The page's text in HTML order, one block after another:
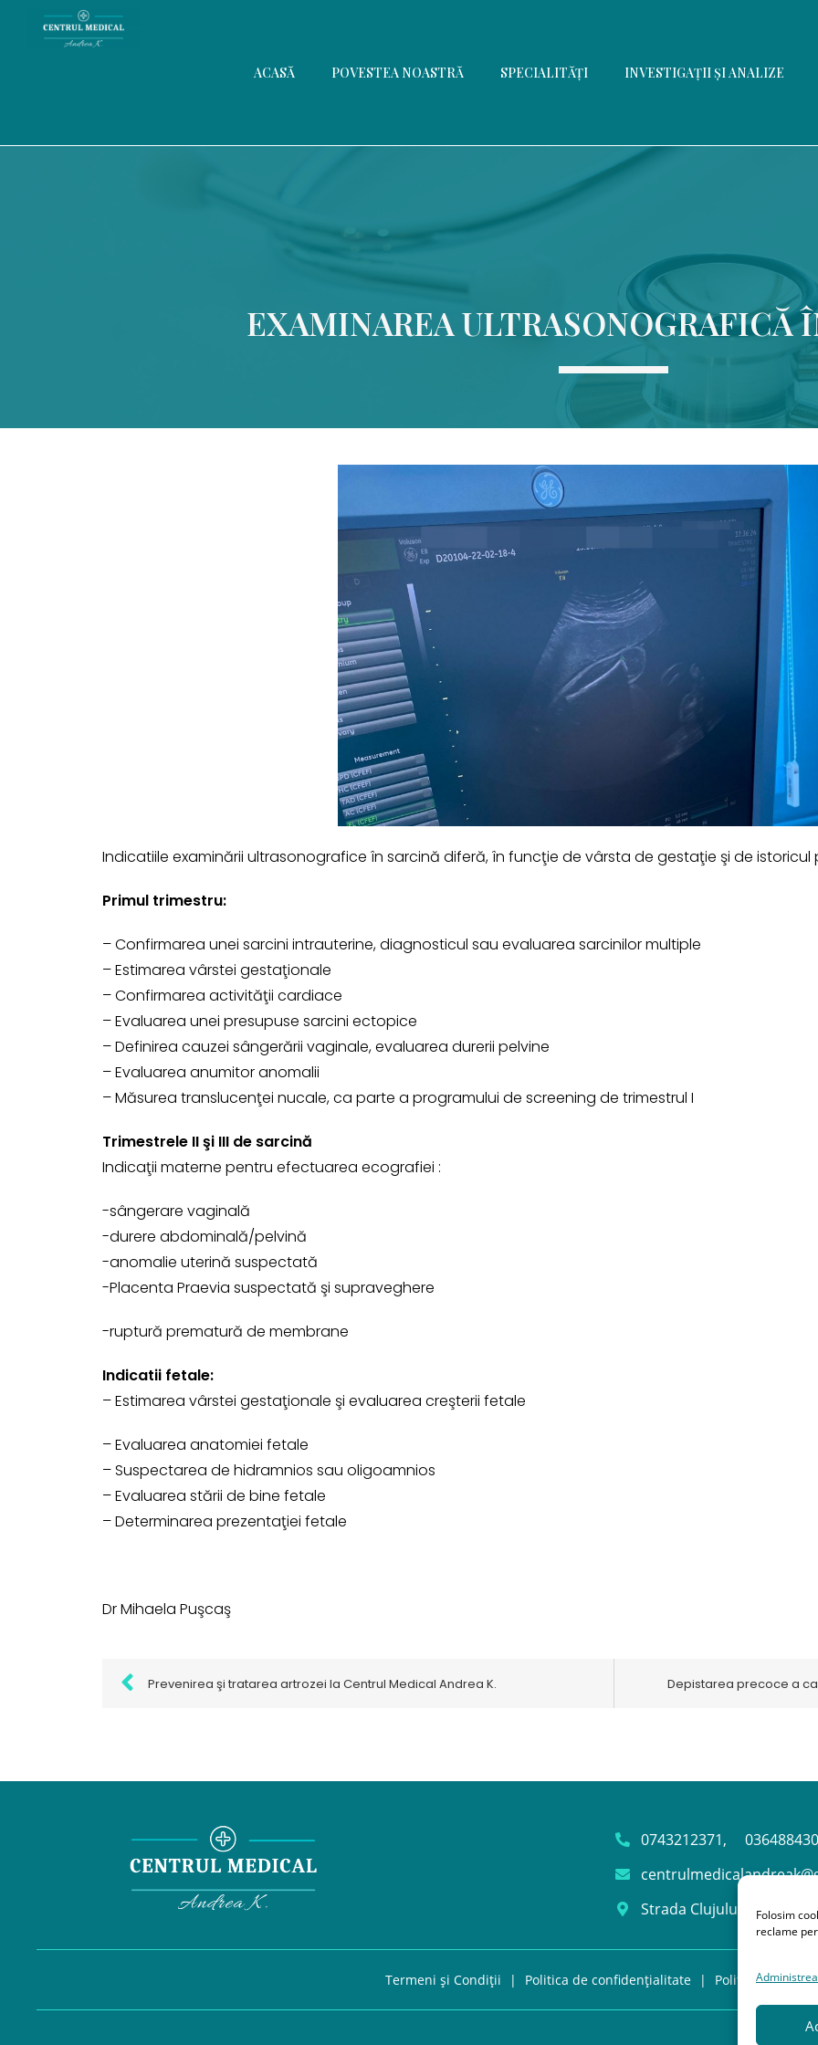
Folosim
reclame
ACASĂ POVESTEA NOASTRĂ SPECIALITĂŢI INVESTIGAŢII ȘI ANALIZE
EXAMINAREA ULTRASONOGRAFICĂ
Indicatiile examinării ultrasonografice în sarcină diferă, în funcţie de vârsta de gestaţie şi de istoricul
Primul trimestru:
– Confirmarea unei sarcini intrauterine, diagnosticul sau evaluarea sarcinilor multiple
– Estimarea vârstei gestaţionale
– Confirmarea activităţii cardiace
– Evaluarea unei presupuse sarcini ectopice
– Definirea cauzei sângerării vaginale, evaluarea durerii pelvine
– Evaluarea anumitor anomalii
– Măsurea translucenţei nucale, ca parte a programului de screening de trimestrul I
Trimestrele II şi III de sarcină
Indicaţii materne pentru efectuarea ecografiei :
-sângerare vaginală
-durere abdominală/pelvină
-anomalie uterină suspectată
-Placenta Praevia suspectată şi supraveghere
-ruptură prematură de membrane
Indicatii fetale:
– Estimarea vârstei gestaţionale şi evaluarea creşterii fetale
– Evaluarea anatomiei fetale
– Suspectarea de hidramnios sau oligoamnios
– Evaluarea stării de bine fetale
– Determinarea prezentaţiei fetale
Dr Mihaela Puşcaş
Prevenirea şi tratarea artrozei la Centrul Medical Andrea K. Depistarea precoce a
0743212371,
Strada Clujului nr 1, Bl
Termeni și Condiții | Politica de confidențialitate | Politica de